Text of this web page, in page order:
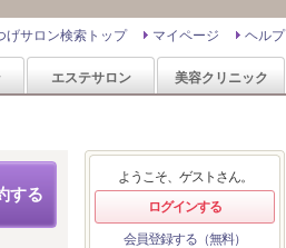
ヘルプ
マイページ
げサロン検索トップ
エステサロン 美容クリニック
する
ようこそ、ゲストさん。
ログインする
会員登録する（無料）